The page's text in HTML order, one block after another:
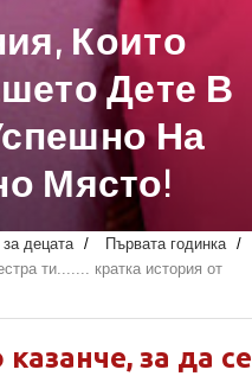
Които
Дете В
На
Място!
децата / Първата годинка /
ти....... кратка история от
за да се